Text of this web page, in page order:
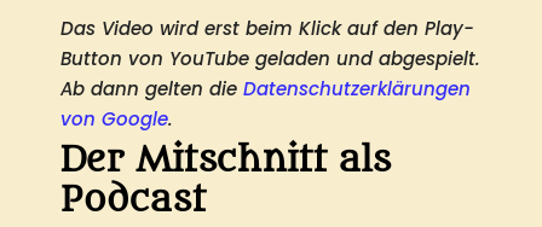
Das Video wird erst beim Klick auf den Play-
Button von YouTube geladen und abgespielt.
Ab dann gelten die Datenschutzerklärungen
von Google.
Der Mitschnitt als
Podcast